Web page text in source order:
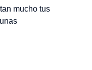
mucho tus